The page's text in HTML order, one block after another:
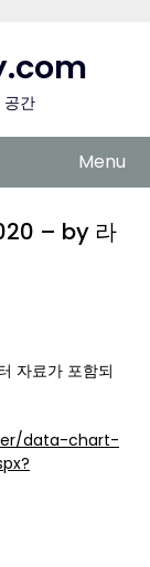
간
Menu
– by 라
자료가 포함되
data-chart-